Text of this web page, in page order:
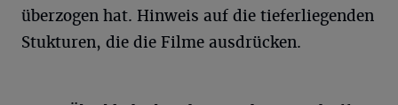
überzogen hat. Hinweis auf die tieferliegenden
Stukturen, die die Filme ausdrücken.